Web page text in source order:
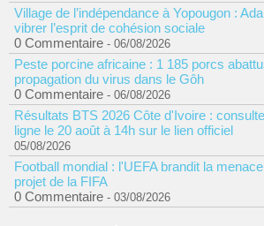
Village de l’indépendance à Yopougon :
vibrer l’esprit de cohésion sociale
0 Commentaire - 06/08/2026
Peste porcine africaine : 1 185 porcs
propagation du virus dans le Gôh
0 Commentaire - 06/08/2026
Résultats BTS 2026 Côte d'Ivoire :
ligne le 20 août à 14h sur le lien officiel
05/08/2026
Football mondial : l'UEFA brandit la
projet de la FIFA
0 Commentaire - 03/08/2026